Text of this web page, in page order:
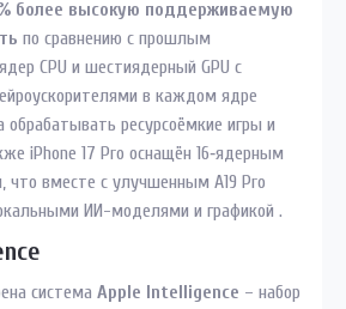
более высокую поддерживаемую
по сравнению с прошлым
CPU и шестиядерный GPU с
в каждом ядре
обрабатывать ресурсоёмкие игры и
iPhone 17 Pro оснащён 16‑ядерным
вместе с улучшенным A19 Pro
ИИ-моделями и графикой .
система Apple Intelligence – набор